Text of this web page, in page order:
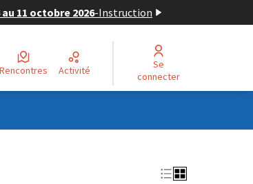
11 octobre 2026-Instruction
Rencontres Activité
Se
connecter